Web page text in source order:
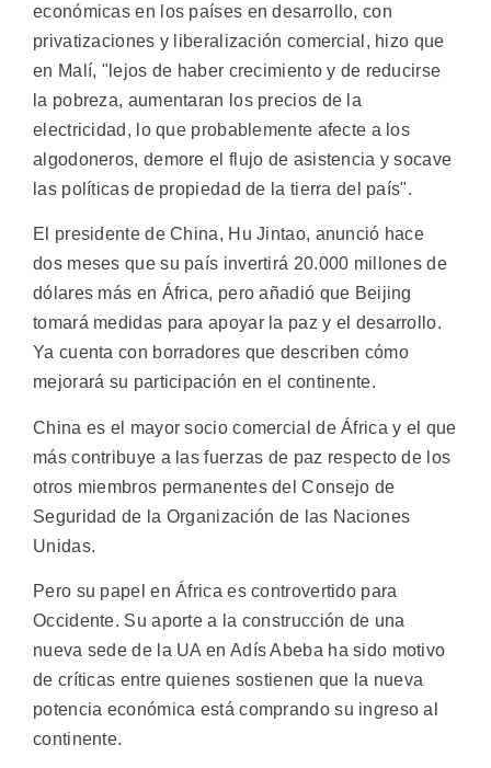
económicas en los países en desarrollo, con
privatizaciones y liberalización comercial, hizo que
en Malí, "lejos de haber crecimiento y de reducirse
la pobreza, aumentaran los precios de la
electricidad, lo que probablemente afecte a los
algodoneros, demore el flujo de asistencia y socave
las políticas de propiedad de la tierra del país".
El presidente de China, Hu Jintao, anunció hace
dos meses que su país invertirá 20.000 millones de
dólares más en África, pero añadió que Beijing
tomará medidas para apoyar la paz y el desarrollo.
Ya cuenta con borradores que describen cómo
mejorará su participación en el continente.
China es el mayor socio comercial de África y el que
más contribuye a las fuerzas de paz respecto de los
otros miembros permanentes del Consejo de
Seguridad de la Organización de las Naciones
Unidas.
Pero su papel en África es controvertido para
Occidente. Su aporte a la construcción de una
nueva sede de la UA en Adís Abeba ha sido motivo
de críticas entre quienes sostienen que la nueva
potencia económica está comprando su ingreso al
continente.